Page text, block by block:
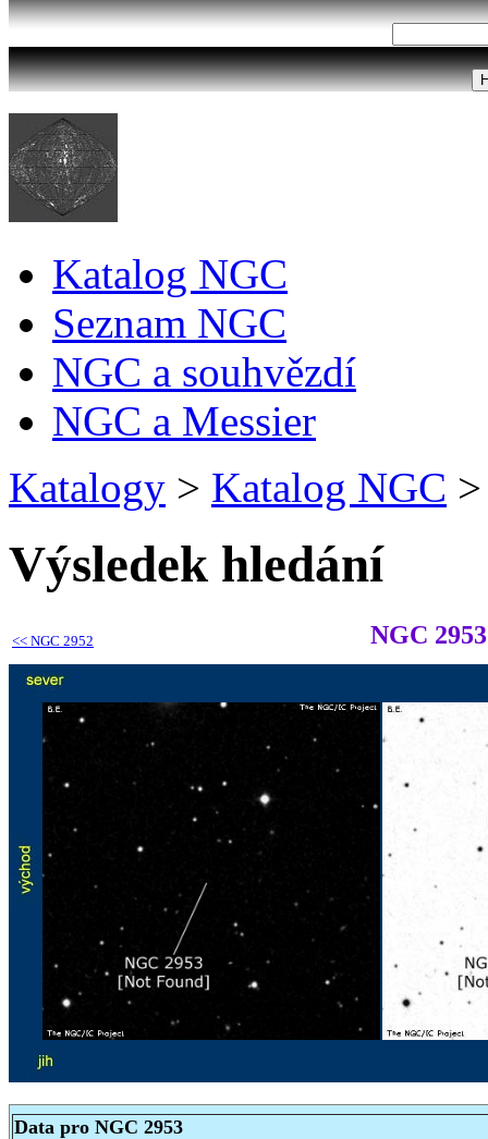
Katalog NGC
Seznam NGC
NGC a souhvězdí
NGC a Messier
Katalogy > Katalog NGC >
Výsledek hledání
<< NGC 2952 NGC 2953
Data pro NGC 2953